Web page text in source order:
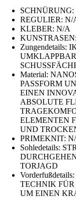
SCHNÜRUNG:
REGULIER: N/
KLEBER: N/A
Zungendetails:
Material:
PASSFORM
EINEN
ABSOLUTE
ELEMENTEN
UND
PRIMEKNIT:
Sohledetails:
TORJAGD
TECHNIK FÜR
UM EINEN